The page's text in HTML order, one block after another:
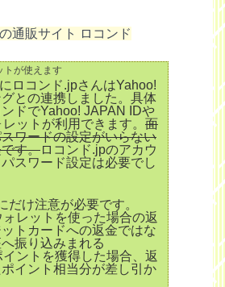
通販サイト ロコンド
トが使えます
ロコンド.jpさんはYahoo!
との連携しました。具体
ドでYahoo! JAPAN IDや
ットが利用できます。 面
ワードの設定がいらない
す。ロコンド.jpのアカウ
スワード設定は必要でし
だけ注意が必要です。
ォレットを使った場合の返
トカードへの返金ではな
振り込みまれる
イントを獲得した場合、返
イント相当分が差し引か